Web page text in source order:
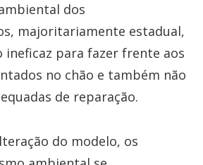
dos
majoritariamente estadual,
ineficaz para fazer frente aos
no chão e também não
de reparação.
do modelo, os